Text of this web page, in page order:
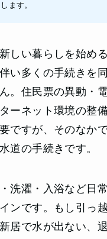
ます。
しい暮らしを始め
い多くの手続きを
。住民票の異動・
ーネット環境の整
ですが、そのなか
道の手続きです。
洗濯・入浴など日
ンです。もし引っ
居で水が出ない、